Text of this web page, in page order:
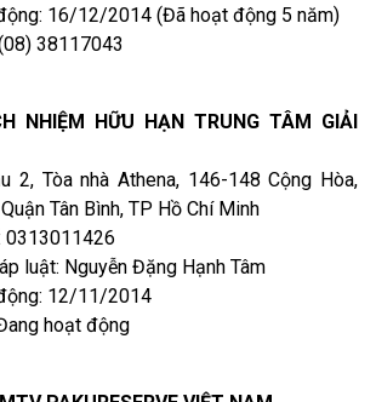
16/12/2014 (Đã hoạt động 5 năm)
38117043
NHIỆM HỮU HẠN TRUNG TÂM GIẢI
2, Tòa nhà Athena, 146-148 Cộng Hòa,
Tân Bình, TP Hồ Chí Minh
0313011426
luật: Nguyễn Đặng Hạnh Tâm
12/11/2014
hoạt động